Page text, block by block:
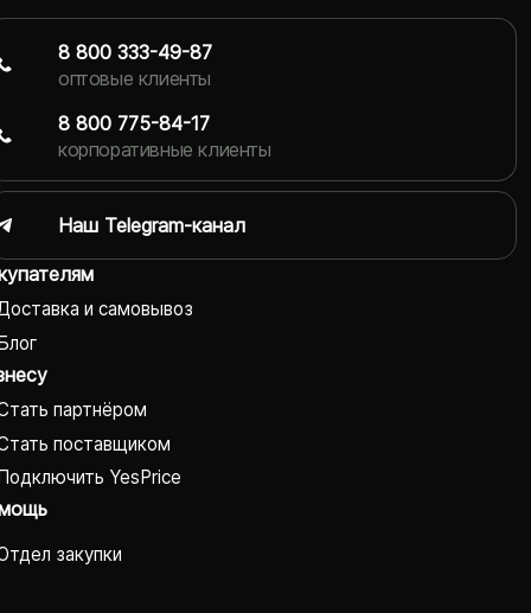
и самовывоз
партнёром
поставщиком
YesPrice
закупки
8 800 333-49-87
оптовые клиенты
8 800 775-84-17
корпоративные клиенты
Наш Telegram-канал